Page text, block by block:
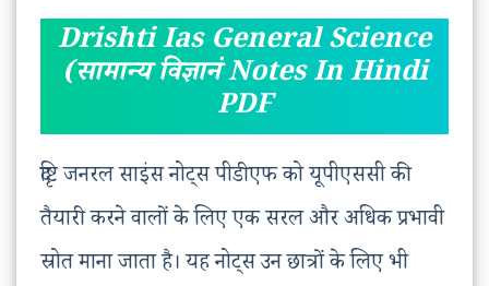
Drishti Ias General Science
(सामान्य विज्ञानं Notes In Hindi
PDF
दृष्टि जनरल साइंस नोट्स पीडीएफ को यूपीएससी की
तैयारी करने वालों के लिए एक सरल और अधिक प्रभावी
स्रोत माना जाता है। यह नोट्स उन छात्रों के लिए भी